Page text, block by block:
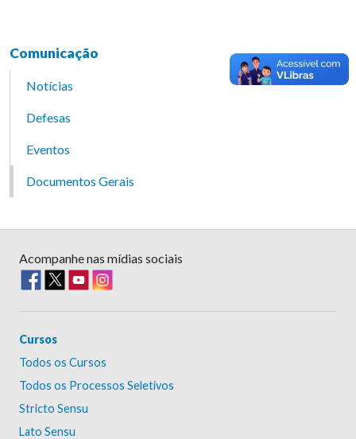
Comunicação
Notícias
Defesas
Eventos
Documentos Gerais
Acompanhe nas mídias sociais
Cursos
Todos os Cursos
Todos os Processos Seletivos
Stricto Sensu
Lato Sensu